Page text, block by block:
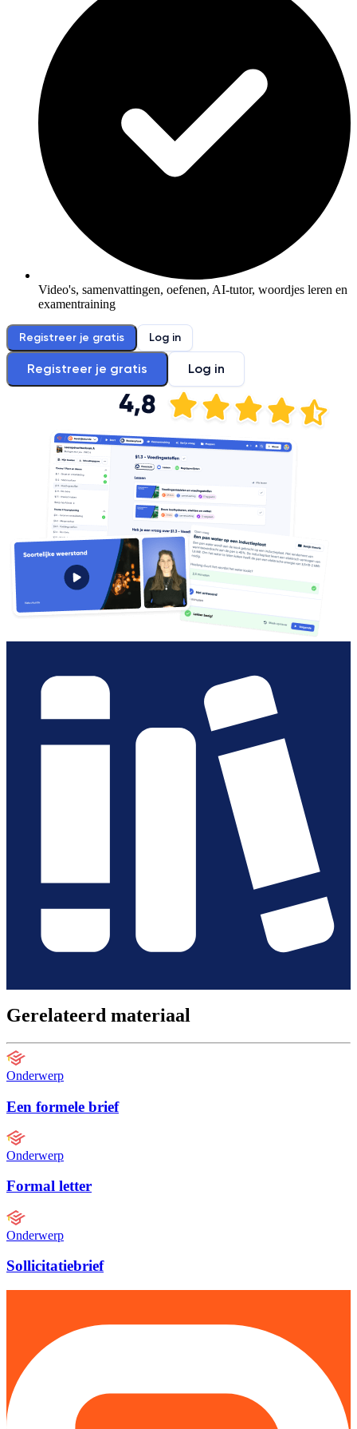
Video's, samenvattingen, oefenen, AI-tutor, woordjes leren en
examentraining
Registreer je gratis Log in
Registreer je gratis Log in
Gerelateerd materiaal
Onderwerp
Een formele brief
Onderwerp
Formal letter
Onderwerp
Sollicitatiebrief